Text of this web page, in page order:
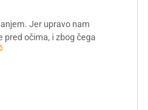
Jer upravo nam
pred očima, i zbog čega
5